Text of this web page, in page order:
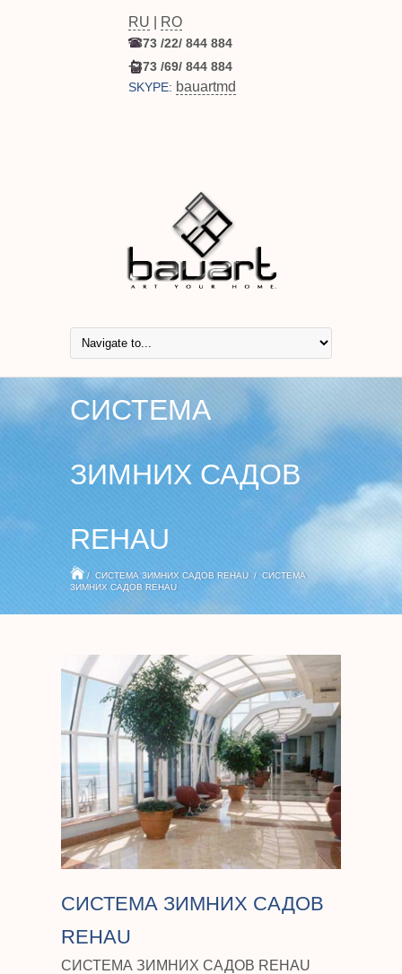
RU RO
+373 /22/ 844 884
+373 /69/ 844 884
SKYPE: bauartmd
CИСТЕМА
ЗИМНИХ САДОВ
REHAU
/ CИСТЕМА ЗИМНИХ САДОВ REHAU / CИСТЕМА
ЗИМНИХ САДОВ REHAU
CИСТЕМА ЗИМНИХ САДОВ
REHAU
СИСТЕМА ЗИМНИХ САДОВ REHAU